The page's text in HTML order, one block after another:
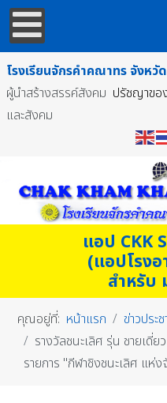
โรงเรียนจักรคำคณาทร จังหวั
ผู้นำสร้างสรรค์สังคม ปรัชญาขอ
และสังคม
แอป CKK
(แอปโรงอ
สำหรับ
คุณอยู่ที่: หน้าแรก ข่าวประ
รางวัลชนะเลิศ รุ่น ชายเดี่
รายการ "กีฬาชิงชนะเลิศ แห่